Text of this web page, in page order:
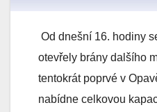
Od dnešní 16. hodiny
otevřely brány dalšího
tentokrát poprvé v
nabídne celkovou